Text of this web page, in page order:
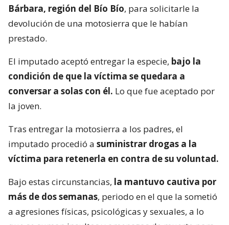
Bárbara, región del Bío Bío, para solicitarle la
devolución de una motosierra que le habían
prestado.
El imputado aceptó entregar la especie, bajo la
condición de que la víctima se quedara a
conversar a solas con él. Lo que fue aceptado por
la joven.
Tras entregar la motosierra a los padres, el
imputado procedió a suministrar drogas a la
víctima para retenerla en contra de su voluntad.
Bajo estas circunstancias, la mantuvo cautiva por
más de dos semanas, periodo en el que la sometió
a agresiones físicas, psicológicas y sexuales, a lo